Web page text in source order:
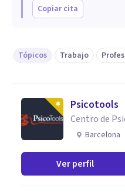
Copiar cita
Tópicos Trabajo
Psicotools
Centro de
Barcelona
Ver perfil